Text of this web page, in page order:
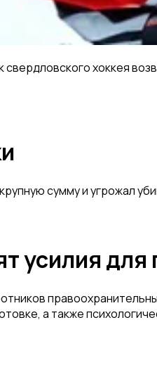
хоккея
сумму и угрожал
усилия
а также